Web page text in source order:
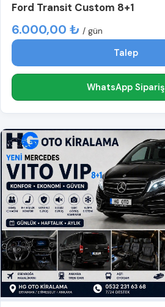
Ford Transit Custom 8+1
6.000,00 ₺ / gün
Talep
WhatsApp Sipariş